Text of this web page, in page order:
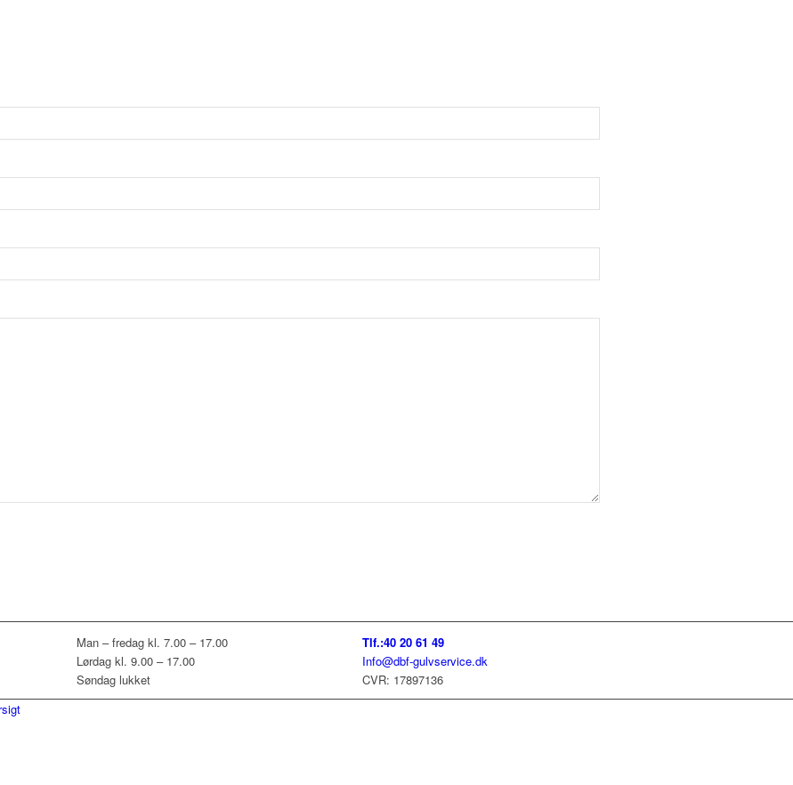
Man – fredag kl. 7.00 – 17.00
Lørdag kl. 9.00 – 17.00
Søndag lukket
Tlf.:40 20 61 49
Info@dbf-gulvservice.dk
CVR: 17897136